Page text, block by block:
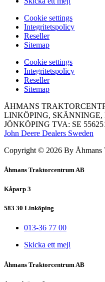
Сookie settings
Integritetspolicy
Reseller
Sitemap
Сookie settings
Integritetspolicy
Reseller
Sitemap
ÅHMANS
LINKÖPING,
JÖNKÖPING TVA: SE
John Deere Dealers Sweden
Copyright © 2026 By Åhmans
Åhmans Traktorcentrum AB
Kåparp 3
583 30 Linköping
013-36 77 00
Skicka ett mejl
Åhmans Traktorcentrum AB